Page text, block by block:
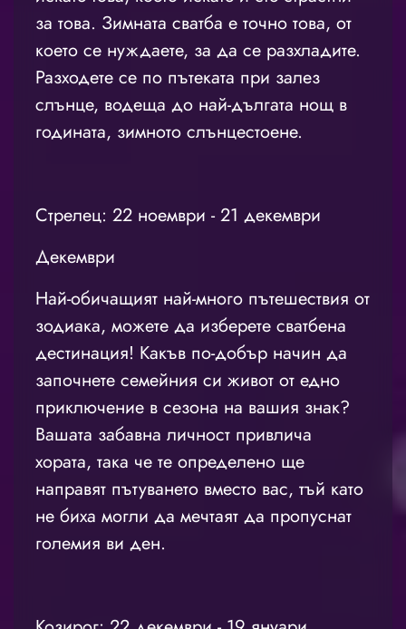
за това. Зимната сватба е точно това, от
което се нуждаете, за да се разхладите.
Разходете се по пътеката при залез
слънце, водеща до най-дългата нощ в
годината, зимното слънцестоене.
Стрелец: 22 ноември - 21 декември
Декември
Най-обичащият най-много пътешествия от
зодиака, можете да изберете сватбена
дестинация! Какъв по-добър начин да
започнете семейния си живот от едно
приключение в сезона на вашия знак?
Вашата забавна личност привлича
хората, така че те определено ще
направят пътуването вместо вас, тъй като
не биха могли да мечтаят да пропуснат
големия ви ден.